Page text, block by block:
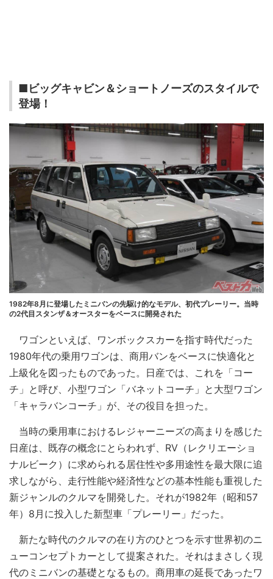
■ビッグキャビン＆ショートノーズのスタイルで
登場！
1982年8月に登場したミニバンの先駆け的なモデル、初代プレーリー。当時
の2代目スタンザ＆オースターをベースに開発された
ワゴンといえば、ワンボックスカーを指す時代だった
1980年代の乗用ワゴンは、商用バンをベースに快適化と
上級化を図ったものであった。日産では、これを「コー
チ」と呼び、小型ワゴン「バネットコーチ」と大型ワゴン
「キャラバンコーチ」が、その役目を担った。
当時の乗用車におけるレジャーニーズの高まりを感じた
日産は、既存の概念にとらわれず、RV（レクリエーショ
ナルビーク）に求められる居住性や多用途性を最大限に追
求しながら、走行性能や経済性などの基本性能も重視した
新ジャンルのクルマを開発した。それが1982年（昭和57
年）8月に投入した新型車「プレーリー」だった。
新たな時代のクルマの在り方のひとつを示す世界初のニ
ューコンセプトカーとして提案された。それはまさしく現
代のミニバンの基礎となるもの。商用車の延長であったワ